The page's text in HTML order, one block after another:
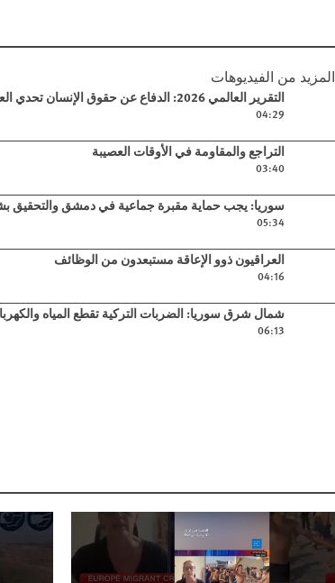
المزيد من الفيديوهات
Play videoالتقرير العالمي 2026: الدفاع عن حقوق الإنسان تحدي العصر
04:29
Play videoالتراجع والمقاومة في الأوقات العصيبة
03:40
Play videoسوريا: يجب حماية مقبرة جماعية في دمشق والتحقيق
05:34
Play videoالعراقيون ذوو الإعاقة مستبعدون من الوظائف
04:16
Play videoشمال شرق سوريا: الضربات التركية تقطع المياه
06:13